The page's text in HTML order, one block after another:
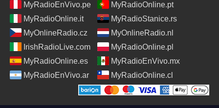
MyRadioEnVivo.pe
MyRadioOnline.pt
MyRadioOnline.it
MyRadioStanice.rs
MyOnlineRadio.cz
MyOnlineRadio.nl
IrishRadioLive.com
MyRadioOnline.pl
MyRadioOnline.es
MyRadioEnVivo.mx
MyRadioEnVivo.ar
MyRadioOnline.cl